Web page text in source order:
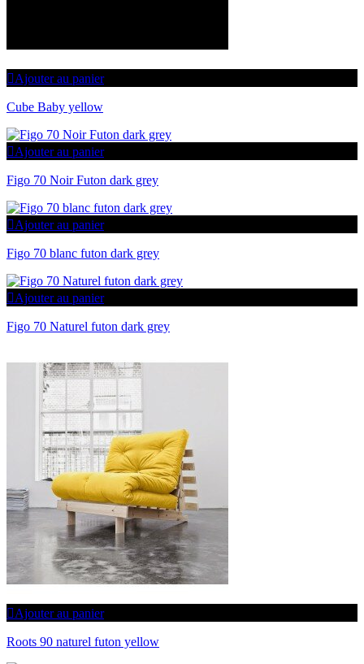
Ajouter au panier
Cube Baby yellow
Ajouter au panier
Figo 70 Noir Futon dark grey
Ajouter au panier
Figo 70 blanc futon dark grey
Ajouter au panier
Figo 70 Naturel futon dark grey
Ajouter au panier
Roots 90 naturel futon yellow